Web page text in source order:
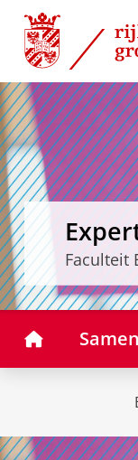
Skip
Content
Skip
Navigation
Faculteit
Home